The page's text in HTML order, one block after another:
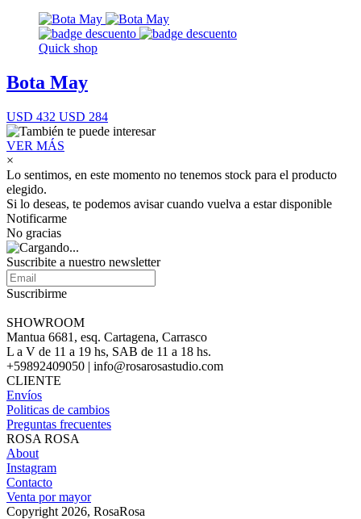
Quick shop
Bota May
USD 432 USD 284
VER MÁS
×
Lo sentimos, en este momento no tenemos stock para el producto
elegido.
Si lo deseas, te podemos avisar cuando vuelva a estar disponible
Notificarme
No gracias
Suscribite a nuestro newsletter
Suscribirme
SHOWROOM
Mantua 6681, esq. Cartagena, Carrasco
L a V de 11 a 19 hs, SAB de 11 a 18 hs.
+59892409050 | info@rosarosastudio.com
CLIENTE
Envíos
Politicas de cambios
Preguntas frecuentes
ROSA ROSA
About
Instagram
Contacto
Venta por mayor
Copyright 2026, RosaRosa